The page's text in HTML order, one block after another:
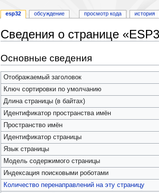
Сведения о странице
к
навигации
к
поиску
Основные сведения
Отображаемый заголовок
Ключ сортировки по умолчанию
Длина страницы (в байтах)
Идентификатор пространства имён
Пространство имён
Идентификатор страницы
Язык страницы
Модель содержимого страницы
Индексация поисковыми роботами
Количество перенаправлений на эту страницу
esp32 обсуждение просмотр кода история